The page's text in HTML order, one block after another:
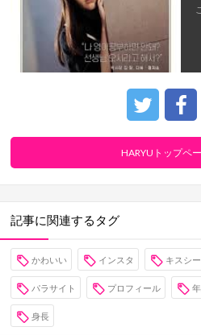
HARYUトップペ
記事に関連するタグ
かわいい インスタ キスシ
パラサイト プロフィール
身長